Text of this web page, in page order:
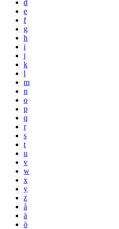
d
e
f
g
h
i
j
k
l
m
n
o
p
q
r
s
t
u
v
w
x
y
z
å
ä
ö